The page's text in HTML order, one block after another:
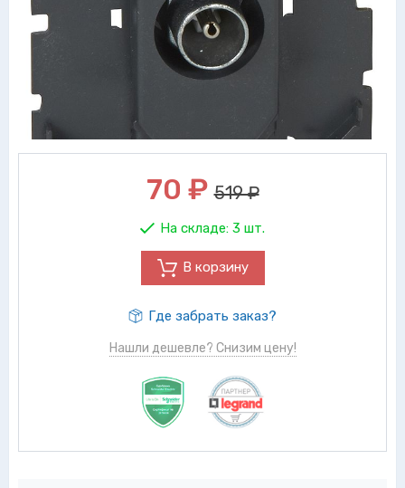
70 ₽ 519 ₽
На складе: 3 шт.
В корзину
Где забрать заказ?
Нашли дешевле? Снизим цену!